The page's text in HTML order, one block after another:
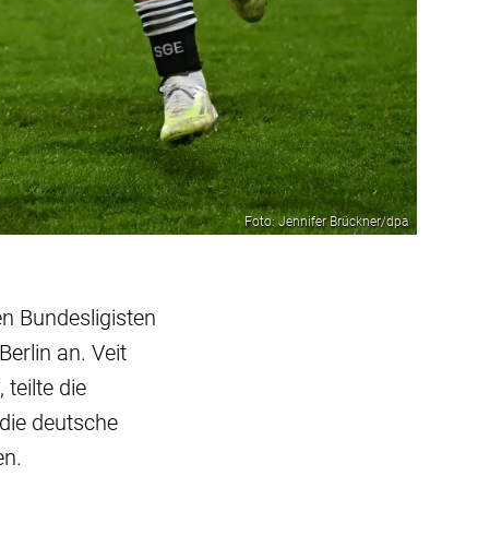
Foto: Jennifer Brückner/dpa
Bundesligisten
an. Veit
teilte die
deutsche